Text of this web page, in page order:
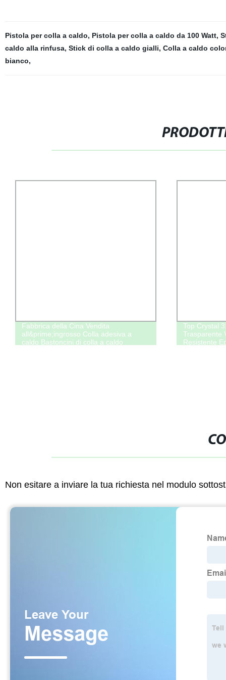
Pistola per colla a caldo, Pistola per colla a caldo da 100 Watt,
caldo alla rinfusa, Stick di colla a caldo gialli, Colla a caldo
bianco,
Fabbrica della Cina Vendita
all&prime;ingrosso Colla adesiva a
caldo Bastoncini di colla a caldo
Top Crystal
Trasparente
Resistente
Non esitare a inviare la tua richiesta nel modulo